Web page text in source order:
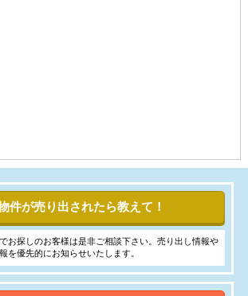
件が売り出されたら教えて！
お探しのお客様は是非ご相談下さい。売り出し情報や
を優先的にお知らせいたします。